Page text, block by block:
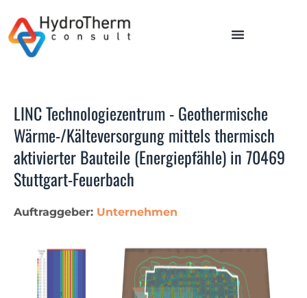
LINC Technologiezentrum - Geothermische
Wärme-/Kälteversorgung mittels thermisch
aktivierter Bauteile (Energiepfähle) in 70469
Stuttgart-Feuerbach
Auftraggeber: Unternehmen